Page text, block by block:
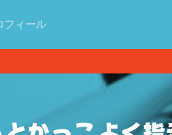
フィール